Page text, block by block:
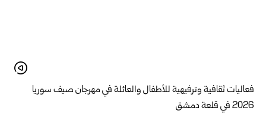
فعاليات ثقافية وترفيهية للأطفال والعائلة في مهرجان صيف سوريا
2026 في قلعة دمشق